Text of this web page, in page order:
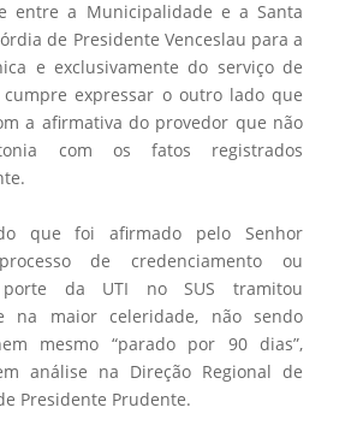
entre a Municipalidade e a Santa
de Presidente Venceslau para a
e exclusivamente do serviço de
cumpre expressar o outro lado que
a afirmativa do provedor que não
com os fatos registrados
que foi afirmado pelo Senhor
de credenciamento ou
da UTI no SUS tramitou
na maior celeridade, não sendo
mesmo “parado por 90 dias”,
análise na Direção Regional de
Presidente Prudente.